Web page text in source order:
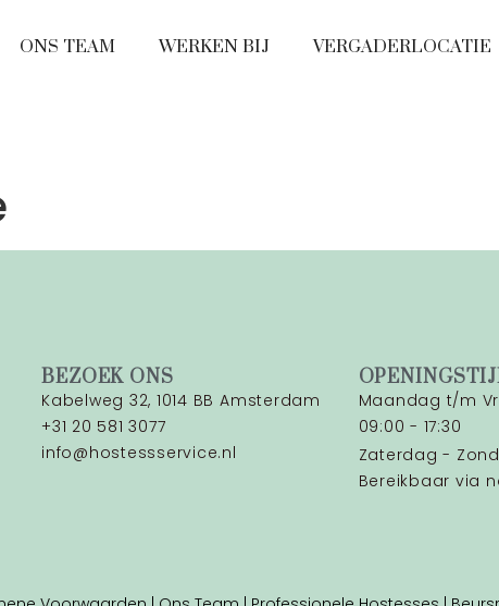
ONS TEAM WERKEN BIJ VERGADERLOCATIE
BEZOEK ONS
Kabelweg 32, 1014 BB Amsterdam
+31 20 581 3077
info@hostessservice.nl
Maandag t/m
09:00 - 17:30
Zaterdag -
Bereikbaar via